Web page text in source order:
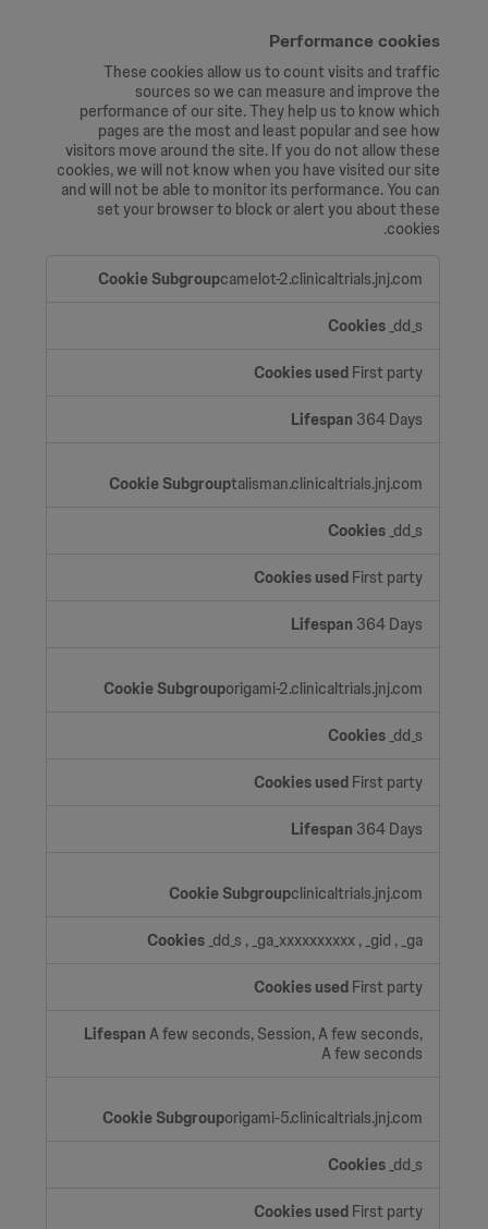
Performance cookies
These cookies allow us to count visits and traffic
sources so we can measure and improve the
performance of our site. They help us to know which
pages are the most and least popular and see how
visitors move around the site. If you do not allow these
cookies, we will not know when you have visited our site
and will not be able to monitor its performance. You can
set your browser to block or alert you about these
cookies.
cookies
camelot-2.clinicaltrials.jnj.com
_dd_s
First party
364 Days
talisman.clinicaltrials.jnj.com
_dd_s
First party
364 Days
origami-2.clinicaltrials.jnj.com
_dd_s
First party
364 Days
clinicaltrials.jnj.com
_dd_s , _ga_xxxxxxxxxx , _gid , _ga
First party
A few seconds, Session, A few seconds,
A few seconds
origami-5.clinicaltrials.jnj.com
_dd_s
First party